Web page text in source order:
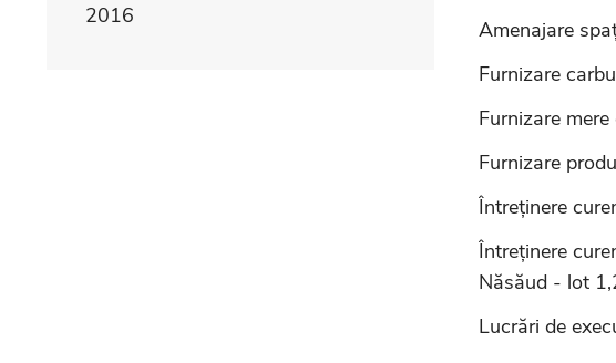
Amenajare
Furnizare
Furnizare
Furnizare
Întreținere
Întreținere
Năsăud - lot
Lucrări de
2016